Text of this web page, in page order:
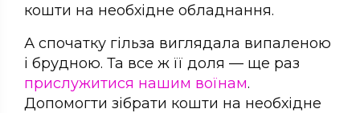
кошти на необхідне обладнання.
А спочатку гільза виглядала випаленою
і брудною. Та все ж її доля — ще раз
прислужитися нашим воїнам.
Допомогти зібрати кошти на необхідне